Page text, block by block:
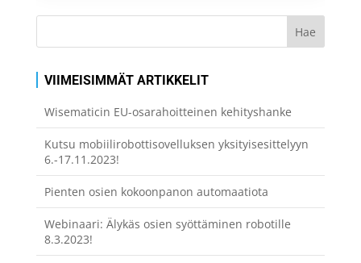
VIIMEISIMMÄT ARTIKKELIT
Wisematicin EU-osarahoitteinen kehityshanke
Kutsu mobiilirobottisovelluksen yksityisesittelyyn
6.-17.11.2023!
Pienten osien kokoonpanon automaatiota
Webinaari: Älykäs osien syöttäminen robotille
8.3.2023!